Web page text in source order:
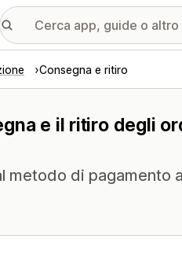
Consegna e ritiro
e il ritiro degli
metodo di pagamento